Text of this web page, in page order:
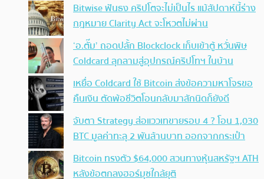
Bitwise ฟันธง คริปโตจะไม่เป็นไร แม้สัปดาห์นี้ร่าง
กฎหมาย Clarity Act จะโหวตไม่ผ่าน
‘อ.ตั๊ม’ ถอดปลั้ก Blockclock เก็บเข้าตู้ หวั่นพิษ
Coldcard ลุกลามสู่อุปกรณ์คริปโทฯ ในบ้าน
เหยื่อ Coldcard ใช้ Bitcoin ส่งข้อความหาโจรขอ
คืนเงิน ตัดพ้อชีวิตโอนกลับมาสักนิดก็ยังดี
จับตา Strategy ส่อแววเทขายรอบ 4 ? โอน 1,030
BTC มูลค่าทะลุ 2 พันล้านบาท ออกจากกระเป๋า
Bitcoin ทรงตัว $64,000 สวนทางหุ้นสหรัฐฯ ATH
หลังข้อตกลงฮอร์มุซใกล้ยุติ